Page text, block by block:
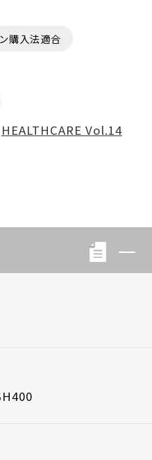
購入法適合
HEALTHCARE Vol.14